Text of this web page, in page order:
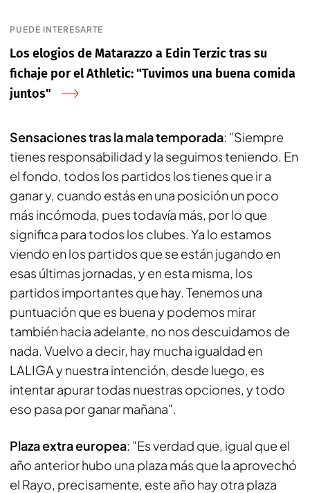
PUEDE INTERESARTE
Los elogios de Matarazzo a Edin Terzic tras su
fichaje por el Athletic: "Tuvimos una buena comida
juntos"
Sensaciones tras la mala temporada: "Siempre
tienes responsabilidad y la seguimos teniendo. En
el fondo, todos los partidos los tienes que ir a
ganar y, cuando estás en una posición un poco
más incómoda, pues todavía más, por lo que
significa para todos los clubes. Ya lo estamos
viendo en los partidos que se están jugando en
esas últimas jornadas, y en esta misma, los
partidos importantes que hay. Tenemos una
puntuación que es buena y podemos mirar
también hacia adelante, no nos descuidamos de
nada. Vuelvo a decir, hay mucha igualdad en
LALIGA y nuestra intención, desde luego, es
intentar apurar todas nuestras opciones, y todo
eso pasa por ganar mañana".
Plaza extra europea: "Es verdad que, igual que el
año anterior hubo una plaza más que la aprovechó
el Rayo, precisamente, este año hay otra plaza